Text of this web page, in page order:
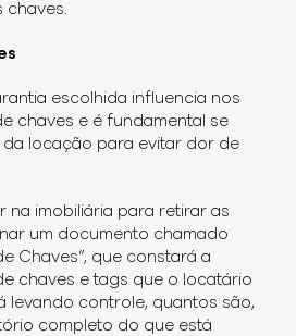
chaves.
escolhida influencia nos
chaves e é fundamental se
locação para evitar dor de
na imobiliária para retirar as
um documento chamado
Chaves”, que constará a
chaves e tags que o locatário
levando controle, quantos são,
completo do que está